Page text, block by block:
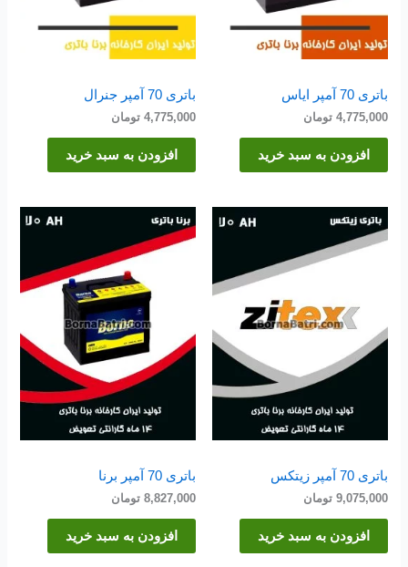
باتری 70 آمپر ایاس
4,775,000 تومان
افزودن به سبد خرید
باتری 70 آمپر جنرال
4,775,000 تومان
افزودن به سبد خرید
باتری 70 آمپر زیتکس
9,075,000 تومان
افزودن به سبد خرید
باتری 70 آمپر برنا
8,827,000 تومان
افزودن به سبد خرید